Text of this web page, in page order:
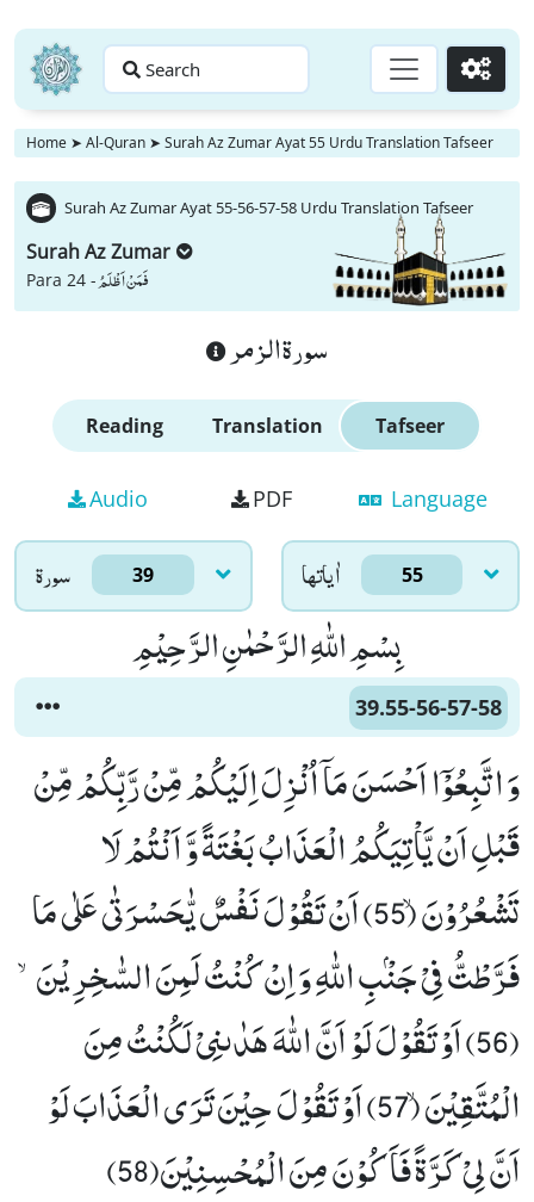
Search Go
Home ➤ Al-Quran ➤ Surah Az Zumar Ayat 55 Urdu Translation Tafseer
Surah Az Zumar Ayat 55-56-57-58 Urdu Translation Tafseer
Surah Az Zumar
Para 24 -فَمَنْ اَظْلَمُ
سورة الزمر
Reading Translation Tafseer
Audio PDF Language
سورۃ 39 اٰياتها 55
بِسْمِ اللّٰهِ الرَّحْمٰنِ الرَّحِیْمِ
39.55-56-57-58
وَ اتَّبِعُوْۤا اَحْسَنَ مَاۤ اُنْزِلَ اِلَیْكُمْ مِّنْ رَّبِّكُمْ مِّنْ
قَبْلِ اَنْ یَّاْتِیَكُمُ الْعَذَابُ بَغْتَةً وَّ اَنْتُمْ لَا
تَشْعُرُوْنَۙ (55) اَنْ تَقُوْلَ نَفْسٌ یّٰحَسْرَتٰى عَلٰى مَا
فَرَّطْتُّ فِیْ جَنْۢبِ اللّٰهِ وَ اِنْ كُنْتُ لَمِنَ السّٰخِرِیْنَۙ
(56) اَوْ تَقُوْلَ لَوْ اَنَّ اللّٰهَ هَدٰىنِیْ لَكُنْتُ مِنَ
الْمُتَّقِیْنَۙ (57) اَوْ تَقُوْلَ حِیْنَ تَرَى الْعَذَابَ لَوْ
اَنَّ لِیْ كَرَّةً فَاَكُوْنَ مِنَ الْمُحْسِنِیْنَ(58)